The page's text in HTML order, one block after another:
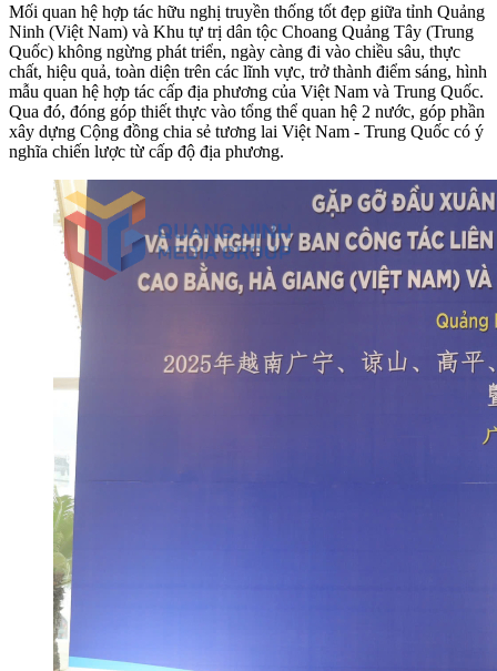
Mối quan hệ hợp tác hữu nghị truyền thống tốt đẹp giữa tỉnh Quảng
Ninh (Việt Nam) và Khu tự trị dân tộc Choang Quảng Tây (Trung
Quốc) không ngừng phát triển, ngày càng đi vào chiều sâu, thực
chất, hiệu quả, toàn diện trên các lĩnh vực, trở thành điểm sáng, hình
mẫu quan hệ hợp tác cấp địa phương của Việt Nam và Trung Quốc.
Qua đó, đóng góp thiết thực vào tổng thể quan hệ 2 nước, góp phần
xây dựng Cộng đồng chia sẻ tương lai Việt Nam - Trung Quốc có ý
nghĩa chiến lược từ cấp độ địa phương.